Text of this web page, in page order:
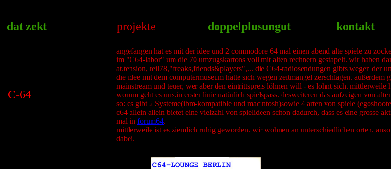
dat zekt projekte doppelplusungut kontakt
C-64
angefangen hat es mit der idee und 2 commodore 64 mal einen abend alte spiele zu
im "C64-labor" um die 70 umzugskartons voll mit alten rechnern gestapelt. wir haben
at.tension, reil78,"freaks,friends&players",... die C64-radiosendungen gibts wegen der
die idee mit dem computermuseum hatte sich wegen zeitmangel zerschlagen.
mainstream und teuer, wer aber den eintrittspreis löhnen will - es lohnt sich. mittlerweile
worum geht es uns:in erster linie natürlich spielspass. desweiteren das aufzeigen von
so: es gibt 2 Systeme(ibm-kompatible und macintosh)sowie 4 arten von spiele
c64 allein allein bietet eine vielzahl von spielideen schon dadurch, dass es eine grosse
mal in forum64.
mittlerweile ist es ziemlich ruhig geworden. wir wohnen an unterschiedlichen orten.
dabei.